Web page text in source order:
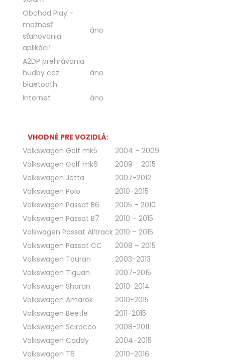
Obchod Play -
možnosť
sťahovania
aplikácií
áno
A2DP prehrávania
hudby cez
bluetooth
áno
Internet áno
VHODNÉ PRE VOZIDLÁ:
Volkswagen Golf mk5
2004 – 2009
Volkswagen Golf mk6
2009 – 2015
Volkswagen Jetta
2007-2012
Volkswagen Polo
2010-2015
Volkswagen Passat B6
2005 – 2010
Volkswagen Passat B7
2010 – 2015
Volswagen Passat Alltrack 2010 – 2015
Volkswagen Passat CC
2008 – 2015
Volkswagen Touran
2003-2013
Volkswagen Tiguan
2007-2015
Volkswagen Sharan
2010-2014
Volkswagen Amarok
2010-2015
Volkswagen Beetle
2011-2015
Volkswagen Scirocco
2008-2011
Volkswagen Caddy
2004-2015
Volkswagen T6
2010-2016